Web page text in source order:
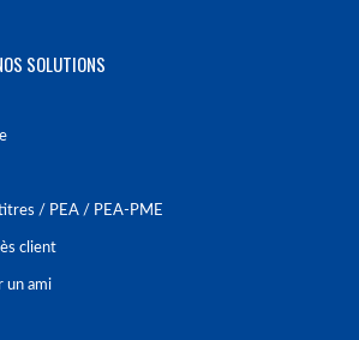
SOLUTIONS
/ PEA / PEA-PME
client
un ami